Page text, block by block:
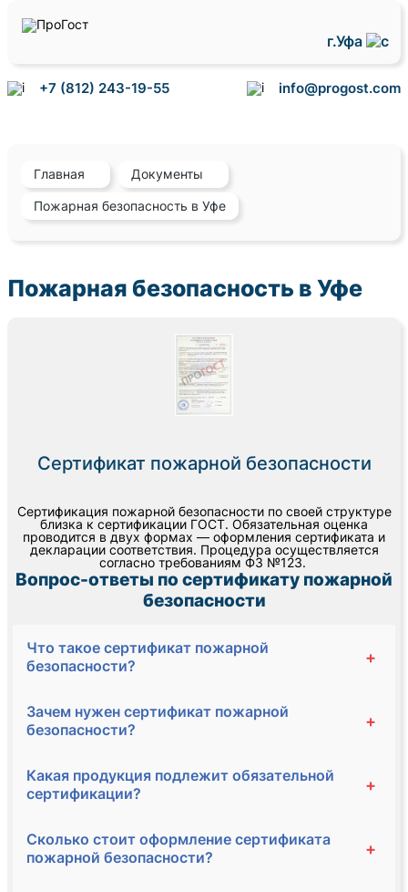
г.Уфа
+7 (812) 243-19-55 info@progost.com
Главная Документы
Пожарная безопасность в Уфе
Пожарная безопасность в Уфе
Сертификат пожарной безопасности
Сертификация пожарной безопасности по своей структуре
близка к сертификации ГОСТ. Обязательная оценка
проводится в двух формах — оформления сертификата и
декларации соответствия. Процедура осуществляется
согласно требованиям ФЗ №123.
Вопрос-ответы по сертификату пожарной
безопасности
Что такое сертификат пожарной
безопасности?
+
Зачем нужен сертификат пожарной
безопасности?
+
Какая продукция подлежит обязательной
сертификации?
+
Сколько стоит оформление сертификата
пожарной безопасности?
+